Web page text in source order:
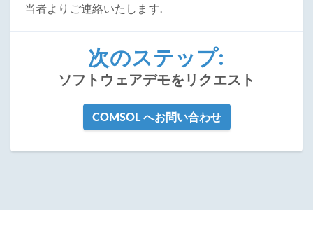
当者よりご連絡いたします.
次のステップ:
ソフトウェアデモをリクエスト
COMSOL へお問い合わせ